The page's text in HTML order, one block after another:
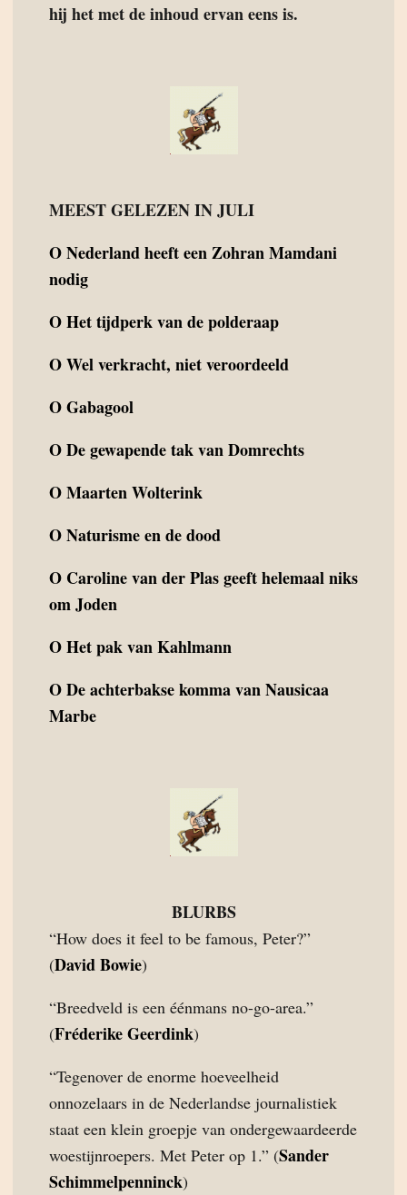
hij het met de inhoud ervan eens is.
MEEST GELEZEN IN JULI
ONederland heeft een Zohran Mamdani
nodig
OHet tijdperk van de polderaap
OWel verkracht, niet veroordeeld
OGabagool
ODe gewapende tak van Domrechts
OMaarten Wolterink
ONaturisme en de dood
O Caroline van der Plas geeft helemaal niks
om Joden
OHet pak van Kahlmann
ODe achterbakse komma van Nausicaa
Marbe
BLURBS
“How does it feel to be famous, Peter?”
(David Bowie)
“Breedveld is een éénmans no-go-area.”
(Fréderike Geerdink)
“Tegenover de enorme hoeveelheid
onnozelaars in de Nederlandse journalistiek
staat een klein groepje van ondergewaardeerde
woestijnroepers. Met Peter op 1.” (Sander
Schimmelpenninck)